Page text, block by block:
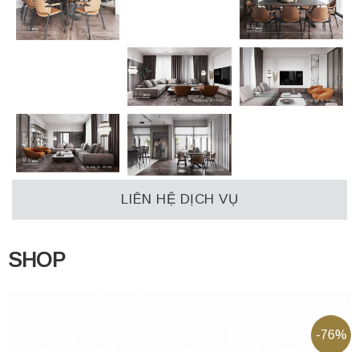
LIÊN HỆ DỊCH VỤ
SHOP
-76%